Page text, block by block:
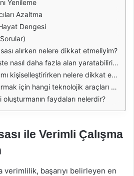
Yenileme
Azaltma
Dengesi
alırken nelere dikkat etmeliyim?
nasıl daha fazla alan yaratabilirim?
kişiselleştirirken nelere dikkat etmeliyim?
hangi teknolojik araçları kullanmalıyım?
oluşturmanın faydaları nelerdir?
ile Verimli Çalışma
verimlilik, başarıyı belirleyen en